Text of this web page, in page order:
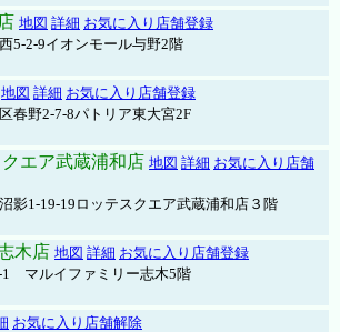
地図 詳細 お気に入り店舗登録
5-2-9イオンモール与野2階
地図 詳細 お気に入り店舗登録
春野2-7-8パトリア東大宮2F
クエア武蔵浦和店 地図 詳細 お気に入り店舗
影1-19-19ロッテスクエア武蔵浦和店３階
木店 地図 詳細 お気に入り店舗登録
1 マルイファミリー志木5階
お気に入り店舗解除